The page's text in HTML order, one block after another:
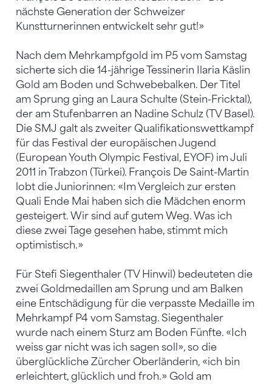
nächste Generation der Schweizer
Kunstturnerinnen entwickelt sehr gut!»
Nach dem Mehrkampfgold im P5 vom Samstag
sicherte sich die 14-jährige Tessinerin Ilaria Käslin
Gold am Boden und Schwebebalken. Der Titel
am Sprung ging an Laura Schulte (Stein-Fricktal),
der am Stufenbarren an Nadine Schulz (TV Basel).
Die SMJ galt als zweiter Qualifikationswettkampf
für das Festival der europäischen Jugend
(European Youth Olympic Festival, EYOF) im Juli
2011 in Trabzon (Türkei). François De Saint-Martin
lobt die Juniorinnen: «Im Vergleich zur ersten
Quali Ende Mai haben sich die Mädchen enorm
gesteigert. Wir sind auf gutem Weg. Was ich
diese zwei Tage gesehen habe, stimmt mich
optimistisch.»
Für Stefi Siegenthaler (TV Hinwil) bedeuteten die
zwei Goldmedaillen am Sprung und am Balken
eine Entschädigung für die verpasste Medaille im
Mehrkampf P4 vom Samstag. Siegenthaler
wurde nach einem Sturz am Boden Fünfte. «Ich
weiss gar nicht was ich sagen soll», so die
überglückliche Zürcher Oberländerin, «ich bin
erleichtert, glücklich und froh.» Gold am